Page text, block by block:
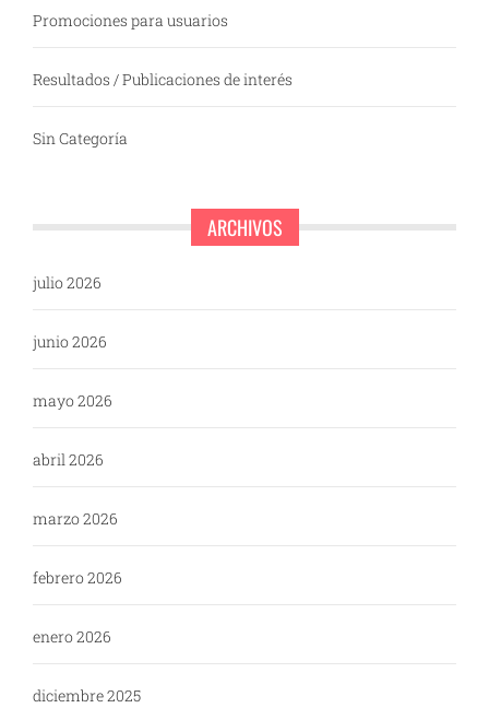
Promociones para usuarios
Resultados / Publicaciones de interés
Sin Categoría
ARCHIVOS
julio 2026
junio 2026
mayo 2026
abril 2026
marzo 2026
febrero 2026
enero 2026
diciembre 2025